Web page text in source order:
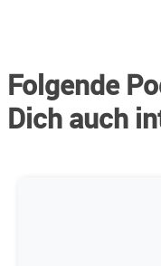
Folgende
Dich auch